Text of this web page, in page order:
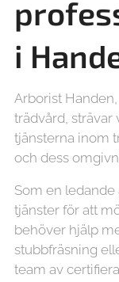
i
Arborist
trädvård, strävar
tjänsterna inom
och dess
Som en
tjänster för att
behöver hjälp
stubbfräsning
team av